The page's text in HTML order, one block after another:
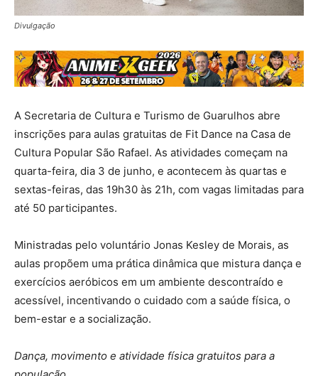
Divulgação
A Secretaria de Cultura e Turismo de Guarulhos abre
inscrições para aulas gratuitas de Fit Dance na Casa de
Cultura Popular São Rafael. As atividades começam na
quarta-feira, dia 3 de junho, e acontecem às quartas e
sextas-feiras, das 19h30 às 21h, com vagas limitadas para
até 50 participantes.
Ministradas pelo voluntário Jonas Kesley de Morais, as
aulas propõem uma prática dinâmica que mistura dança e
exercícios aeróbicos em um ambiente descontraído e
acessível, incentivando o cuidado com a saúde física, o
bem-estar e a socialização.
Dança, movimento e atividade física gratuitos para a